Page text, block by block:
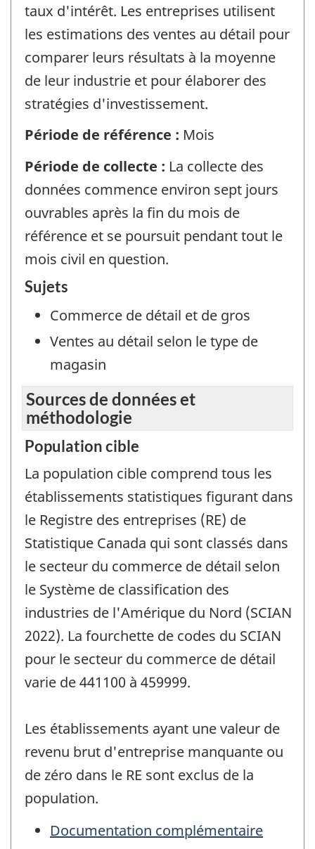
taux d'intérêt. Les entreprises utilisent
les estimations des ventes au détail pour
comparer leurs résultats à la moyenne
de leur industrie et pour élaborer des
stratégies d'investissement.
Période de référence : Mois
Période de collecte : La collecte des
données commence environ sept jours
ouvrables après la fin du mois de
référence et se poursuit pendant tout le
mois civil en question.
Sujets
Commerce de détail et de gros
Ventes au détail selon le type de
magasin
Sources de données et
méthodologie
Population cible
La population cible comprend tous les
établissements statistiques figurant dans
le Registre des entreprises (RE) de
Statistique Canada qui sont classés dans
le secteur du commerce de détail selon
le Système de classification des
industries de l'Amérique du Nord (SCIAN
2022). La fourchette de codes du SCIAN
pour le secteur du commerce de détail
varie de 441100 à 459999.
Les établissements ayant une valeur de
revenu brut d'entreprise manquante ou
de zéro dans le RE sont exclus de la
population.
Documentation complémentaire